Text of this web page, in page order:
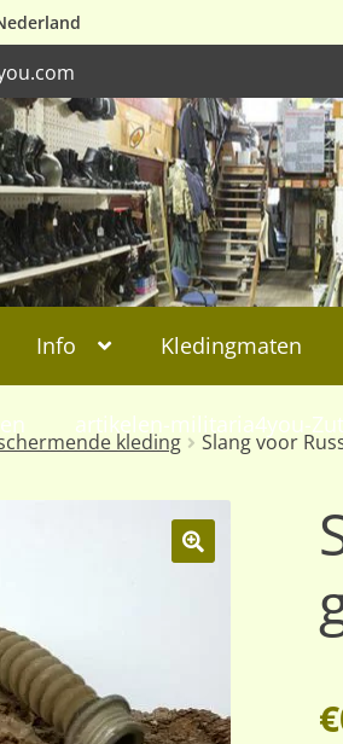
Info Kledingmaten
artikelen-militaria4you-
kleding Slang voor
€